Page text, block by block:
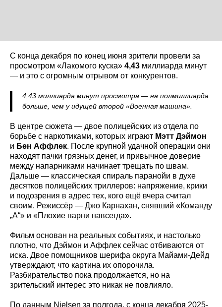
С конца декабря по конец июня зрители провели за
просмотром «Лакомого куска» 4,43 миллиарда минут
— и это с огромным отрывом от конкурентов.
4,43 миллиарда минут просмотра — на полмиллиарда
больше, чем у идущей второй «Военная машина».
В центре сюжета — двое полицейских из отдела по
борьбе с наркотиками, которых играют Мэтт Дэймон
и Бен Аффлек. После крупной удачной операции они
находят пачки грязных денег, и привычное доверие
между напарниками начинает трещать по швам.
Дальше — классическая спираль паранойи в духе
десятков полицейских триллеров: напряжение, крики
и подозрения в адрес тех, кого ещё вчера считал
своим. Режиссёр — Джо Карнахан, снявший «Команду
„А“» и «Плохие парни навсегда».
Фильм основан на реальных событиях, и настолько
плотно, что Дэймон и Аффлек сейчас отбиваются от
иска. Двое помощников шерифа округа Майами-Дейд
утверждают, что картина их опорочила.
Разбирательство пока продолжается, но на
зрительский интерес это никак не повлияло.
По данным Nielsen за полгода, с конца декабря 2025-